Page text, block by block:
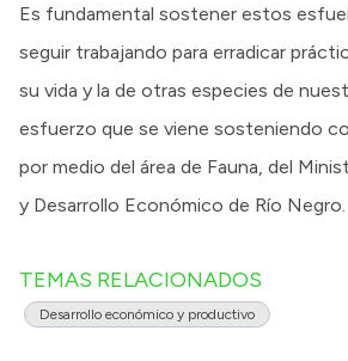
Es fundamental sostener estos
seguir trabajando para erradicar
su vida y la de otras especies de
esfuerzo que se viene sosteniendo
por medio del área de Fauna, del
y Desarrollo Económico de Río Negro.
TEMAS RELACIONADOS
Desarrollo económico y productivo